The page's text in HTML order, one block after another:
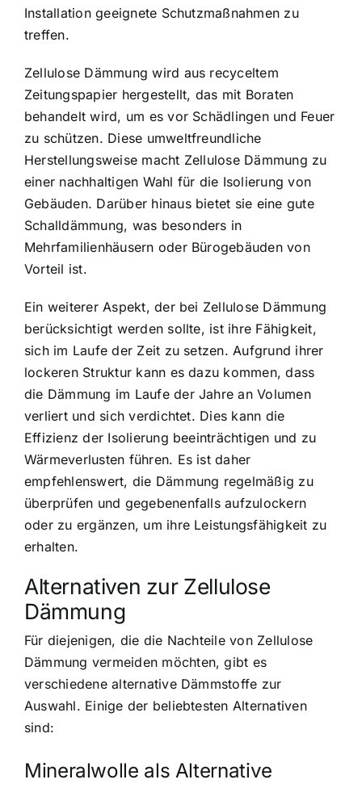
Installation geeignete Schutzmaßnahmen zu
treffen.
Zellulose Dämmung wird aus recyceltem
Zeitungspapier hergestellt, das mit Boraten
behandelt wird, um es vor Schädlingen und Feuer
zu schützen. Diese umweltfreundliche
Herstellungsweise macht Zellulose Dämmung zu
einer nachhaltigen Wahl für die Isolierung von
Gebäuden. Darüber hinaus bietet sie eine gute
Schalldämmung, was besonders in
Mehrfamilienhäusern oder Bürogebäuden von
Vorteil ist.
Ein weiterer Aspekt, der bei Zellulose Dämmung
berücksichtigt werden sollte, ist ihre Fähigkeit,
sich im Laufe der Zeit zu setzen. Aufgrund ihrer
lockeren Struktur kann es dazu kommen, dass
die Dämmung im Laufe der Jahre an Volumen
verliert und sich verdichtet. Dies kann die
Effizienz der Isolierung beeinträchtigen und zu
Wärmeverlusten führen. Es ist daher
empfehlenswert, die Dämmung regelmäßig zu
überprüfen und gegebenenfalls aufzulockern
oder zu ergänzen, um ihre Leistungsfähigkeit zu
erhalten.
Alternativen zur Zellulose
Dämmung
Für diejenigen, die die Nachteile von Zellulose
Dämmung vermeiden möchten, gibt es
verschiedene alternative Dämmstoffe zur
Auswahl. Einige der beliebtesten Alternativen
sind:
Mineralwolle als Alternative